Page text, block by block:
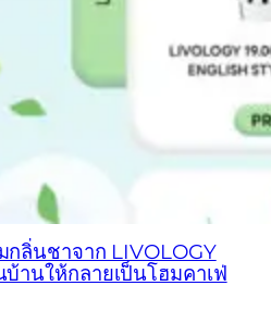
ลิ่นชาจาก LIVOLOGY
านให้กลายเป็นโฮมคาเฟ่